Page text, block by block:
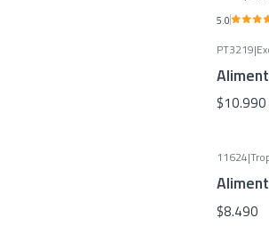
5.0
PT3219|
$10.990
11624|
$8.490